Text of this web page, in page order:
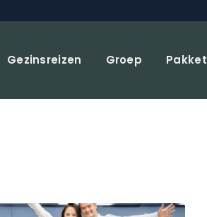
Gezinsreizen Groep Pakket